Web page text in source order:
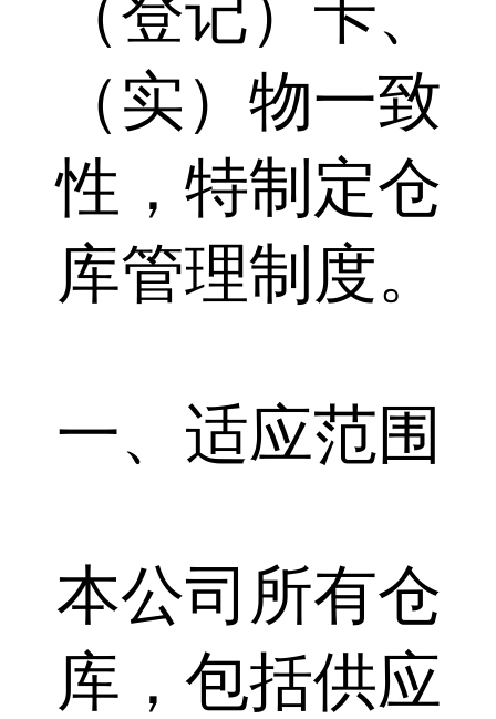
（登记）卡、
（实）物一致
性，特制定仓
库管理制度。
一、适应范围
本公司所有仓
库，包括供应